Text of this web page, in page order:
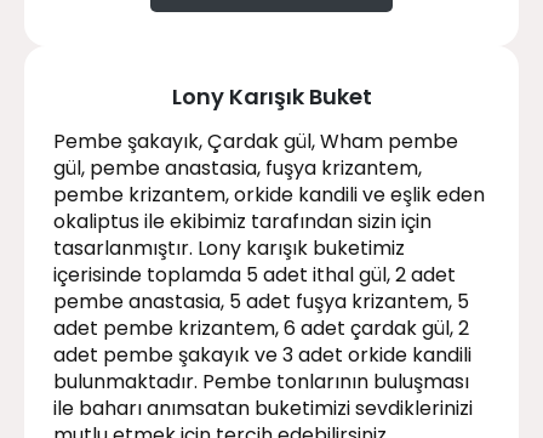
Lony Karışık Buket
Pembe şakayık, Çardak gül, Wham pembe
gül, pembe anastasia, fuşya krizantem,
pembe krizantem, orkide kandili ve eşlik eden
okaliptus ile ekibimiz tarafından sizin için
tasarlanmıştır. Lony karışık buketimiz
içerisinde toplamda 5 adet ithal gül, 2 adet
pembe anastasia, 5 adet fuşya krizantem, 5
adet pembe krizantem, 6 adet çardak gül, 2
adet pembe şakayık ve 3 adet orkide kandili
bulunmaktadır. Pembe tonlarının buluşması
ile baharı anımsatan buketimizi sevdiklerinizi